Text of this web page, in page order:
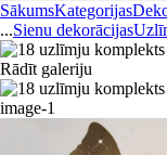
SākumsKategorijas
...Sienu dekorācijas
Rādīt galeriju